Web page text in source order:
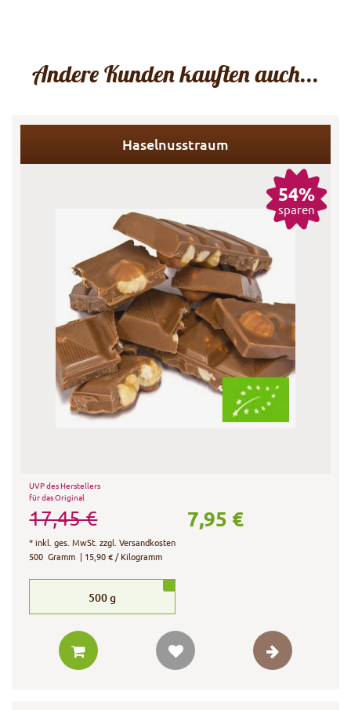
Andere Kunden kauften auch...
Haselnusstraum
54%
sparen
UVP des Herstellers
für das Original
17,45 € 7,95 €
*inkl. ges. MwSt. zzgl.Versandkosten
500 Gramm | 15,90 € / Kilogramm
500g